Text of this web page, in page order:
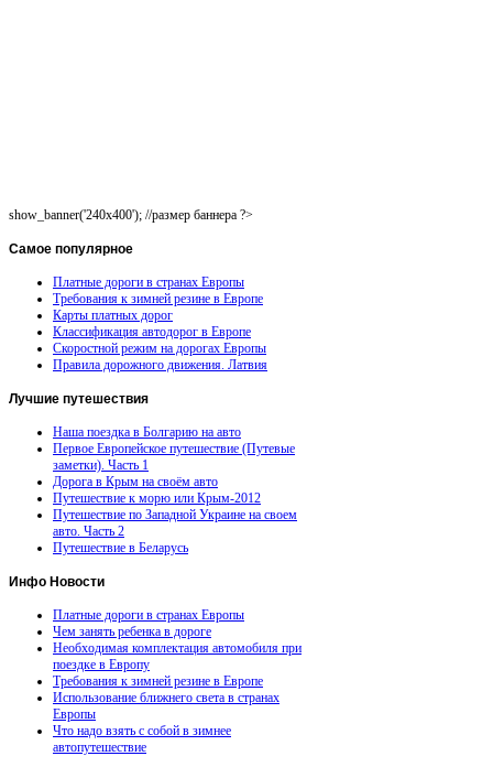
show_banner('240x400'); //размер баннера ?>
Самое популярное
Платные дороги в странах Европы
Требования к зимней резине в Европе
Карты платных дорог
Классификация автодорог в Европе
Скоростной режим на дорогах Европы
Правила дорожного движения. Латвия
Лучшие путешествия
Наша поездка в Болгарию на авто
Первое Европейское путешествие (Путевые
заметки). Часть 1
Дорога в Крым на своём авто
Путешествие к морю или Крым-2012
Путешествие по Западной Украине на своем
авто. Часть 2
Путешествие в Беларусь
Инфо Новости
Платные дороги в странах Европы
Чем занять ребенка в дороге
Необходимая комплектация автомобиля при
поездке в Европу
Требования к зимней резине в Европе
Использование ближнего света в странах
Европы
Что надо взять с собой в зимнее
автопутешествие